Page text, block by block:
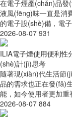
在電子煙產(chǎn)品
液風(fēng)味一直是消
的電子設(shè)備，電
2026-08-07 931
ILIA電子煙使用便利
(shè)計(jì)思考
隨著現(xiàn)代生活節
品的需求也正在發(fā)
能，如今使用者更加
2026-08-07 884